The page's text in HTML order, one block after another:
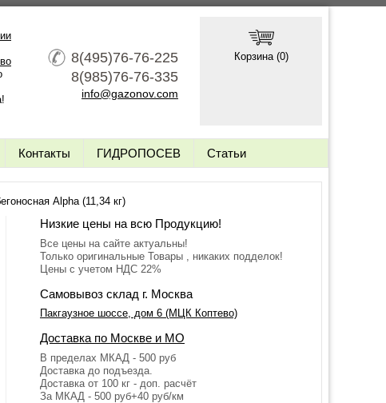
8(495)76-76-225
8(985)76-76-335
info@gazonov.com
Корзина (0)
Контакты ГИДРОПОСЕВ Статьи
Alpha (11,34 кг)
Низкие цены на всю Продукцию!
Все цены на сайте актуальны!
Только оригинальные Товары , никаких подделок!
Цены с учетом НДС 22%
Самовывоз склад г. Москва
Пакгаузное шоссе, дом 6 (МЦК Коптево)
Доставка по Москве и МО
В пределах МКАД - 500 руб
Доставка до подъезда.
Доставка от 100 кг - доп. расчёт
За МКАД - 500 руб+40 руб/км